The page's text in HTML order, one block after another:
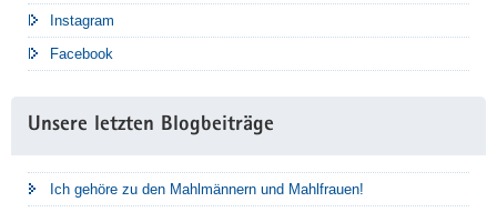
Instagram
Facebook
Unsere letzten Blogbeiträge
Ich gehöre zu den Mahlmännern und Mahlfrauen!